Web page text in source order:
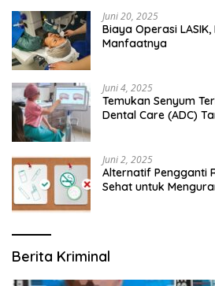
Juni 20, 2025
Biaya Operasi
Manfaatnya
Juni 4, 2025
Temukan Senyum
Dental Care (ADC)
Juni 2, 2025
Alternatif Pengganti
Sehat untuk
Berita Kriminal